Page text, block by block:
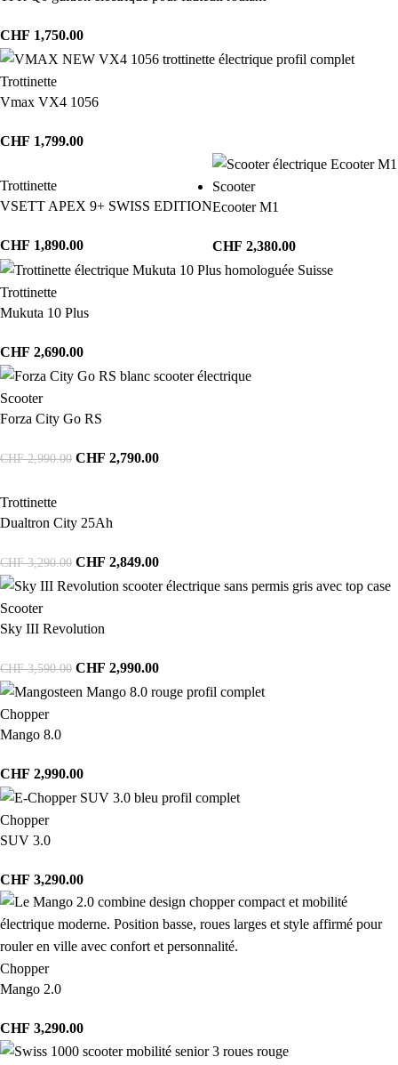
CHF 1,750.00
Trottinette
Vmax VX4 1056
CHF 1,799.00
Trottinette
VSETT APEX 9+ SWISS EDITION
CHF 1,890.00
Scooter
Ecooter M1
CHF 2,380.00
Trottinette
Mukuta 10 Plus
CHF 2,690.00
Scooter
Forza City Go RS
CHF2,990.00 CHF 2,790.00
Trottinette
Dualtron City 25Ah
CHF3,290.00 CHF 2,849.00
Scooter
Sky III Revolution
CHF3,590.00 CHF 2,990.00
Chopper
Mango 8.0
CHF 2,990.00
Chopper
SUV 3.0
CHF 3,290.00
Chopper
Mango 2.0
CHF 3,290.00